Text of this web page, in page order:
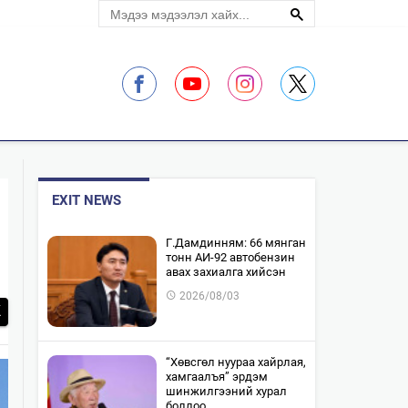
EXIT NEWS
​Г.Дамдинням: 66 мянган
тонн АИ-92 автобензин
авах захиалга хийсэн
2026/08/03
“Хөвсгөл нуураа хайрлая,
хамгаалъя” эрдэм
шинжилгээний хурал